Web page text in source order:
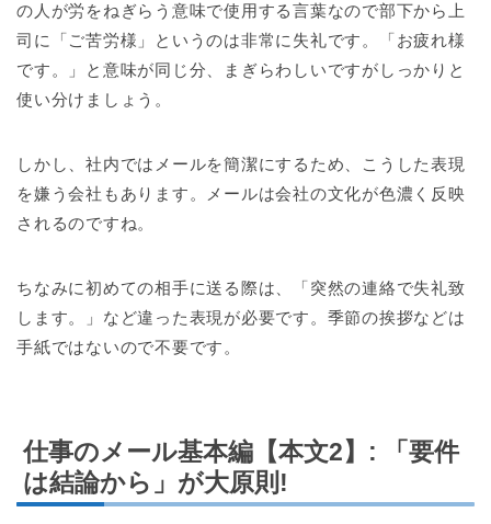
の人が労をねぎらう意味で使用する言葉なので部下から上
司に「ご苦労様」というのは非常に失礼です。「お疲れ様
です。」と意味が同じ分、まぎらわしいですがしっかりと
使い分けましょう。
しかし、社内ではメールを簡潔にするため、こうした表現
を嫌う会社もあります。メールは会社の文化が色濃く反映
されるのですね。
ちなみに初めての相手に送る際は、「突然の連絡で失礼致
します。」など違った表現が必要です。季節の挨拶などは
手紙ではないので不要です。
仕事のメール基本編【本文2】: 「要件
は結論から」が大原則!